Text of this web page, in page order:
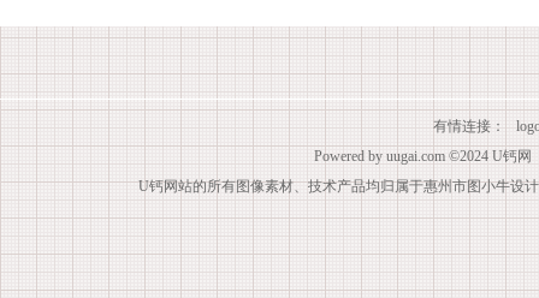
有情连接：
Powered by uugai.com ©2024 U钙网
U钙网站的所有图像素材、技术产品均归属于惠州市图小牛设